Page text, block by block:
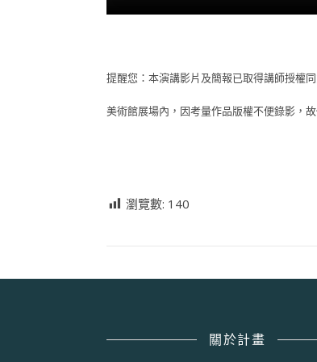
提醒您：本演講影片及簡報已取得講師授權
美術館展場內，因考量作品版權不便錄影，
瀏覽數: 140
關於計畫